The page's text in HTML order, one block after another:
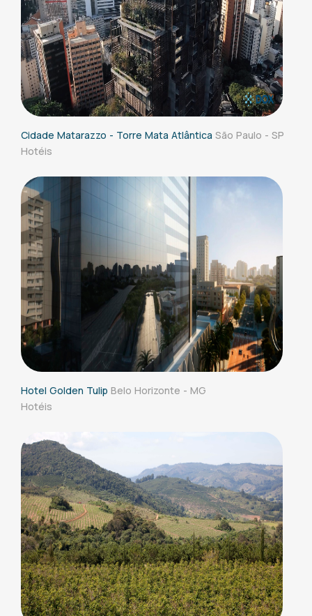
Cidade Matarazzo - Torre Mata Atlântica São Paulo - SP
Hotéis
Hotel Golden Tulip Belo Horizonte - MG
Hotéis